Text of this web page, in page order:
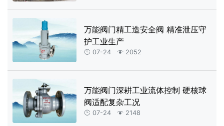
万能阀门精工造安全阀 精准泄压守
护工业生产
 07-24 2052
万能阀门深耕工业流体控制 硬核球
阀适配复杂工况
 07-24 2148